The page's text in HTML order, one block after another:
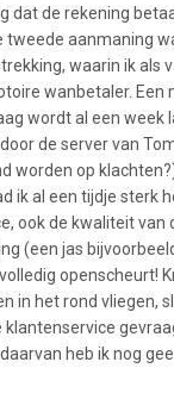
dat de rekening
tweede aanmaning
waarin ik als
wanbetaler. Een
wordt al een week
de server van
worden op
ik al een tijdje sterk
ook de kwaliteit
(een jas
openscheurt!
in het rond vliegen,
klantenservice
heb ik nog